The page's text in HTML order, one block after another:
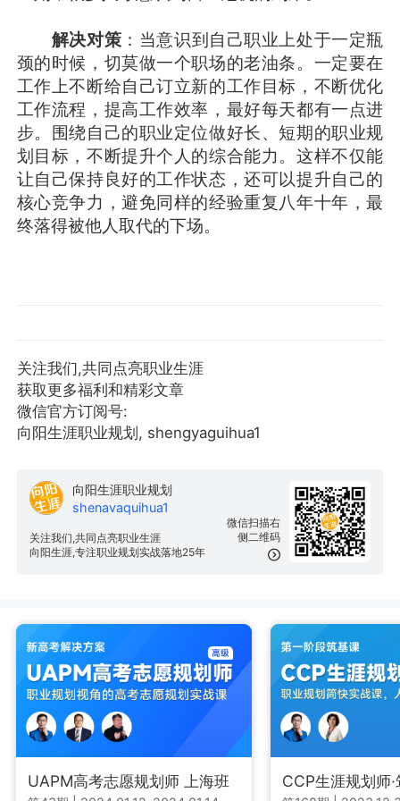
解决对策 ：当意识到自己职业上处于一定瓶
颈的时候，切莫做一个职场的老油条。一定要在
工作上不断给自己订立新的工作目标，不断优化
工作流程，提高工作效率，最好每天都有一点进
步。围绕自己的职业定位做好长、短期的职业规
划目标，不断提升个人的综合能力。这样不仅能
让自己保持良好的工作状态，还可以提升自己的
核心竞争力，避免同样的经验重复八年十年，最
终落得被他人取代的下场。
关注我们,共同点亮职业生涯
获取更多福利和精彩文章
微信官方订阅号:
向阳生涯职业规划, shengyaguihua1
微信扫描右
侧二维码
向阳生涯职业规划
shenavaquihua1
关注我们,共同点亮职业生涯
向阳生涯,专注职业规划实战落地25年
UAPM高考志愿规划师 上海班 CCP生涯规划师